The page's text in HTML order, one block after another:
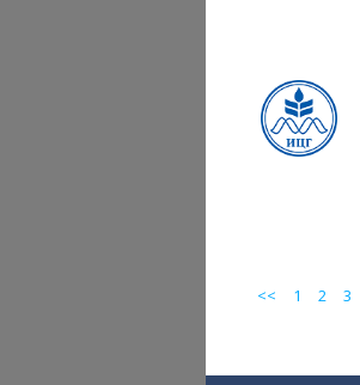
<< 1 2 3